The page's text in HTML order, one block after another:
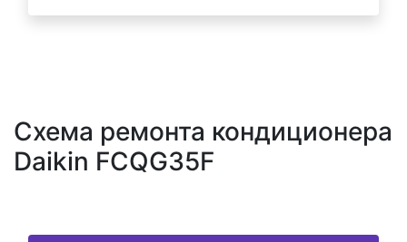
Схема ремонта кондиционера
Daikin FCQG35F